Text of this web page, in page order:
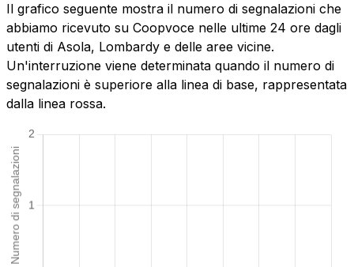
Il grafico seguente mostra il numero di segnalazioni che
abbiamo ricevuto su Coopvoce nelle ultime 24 ore dagli
utenti di Asola, Lombardy e delle aree vicine.
Un'interruzione viene determinata quando il numero di
segnalazioni è superiore alla linea di base, rappresentata
dalla linea rossa.